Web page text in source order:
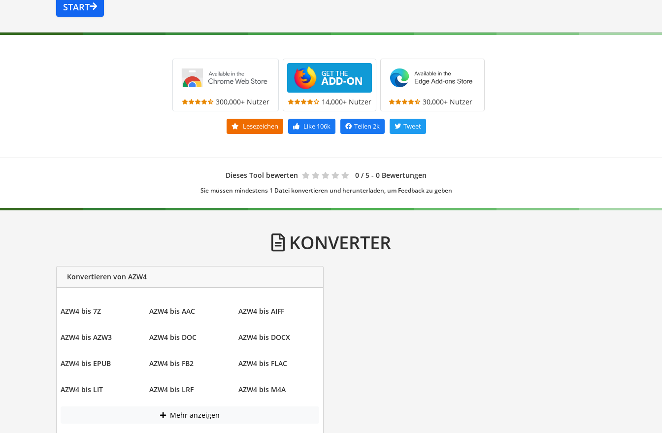
START
300,000+ Nutzer 14,000+ Nutzer 30,000+ Nutzer
Lesezeichen Like106k Teilen 2k Tweet
Dieses Tool bewerten 0 / 5 - 0 Bewertungen
Sie müssen mindestens 1 Datei konvertieren und herunterladen, um Feedback zu geben
KONVERTER
Konvertieren von AZW4
AZW4 bis 7Z AZW4 bis AAC AZW4 bis AIFF
AZW4 bis AZW3 AZW4 bis DOC AZW4 bis DOCX
AZW4 bis EPUB AZW4 bis FB2 AZW4 bis FLAC
AZW4 bis LIT AZW4 bis LRF AZW4 bis M4A
Mehr anzeigen